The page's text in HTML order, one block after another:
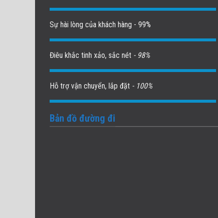
Sự hài lòng của khách hàng - 99%
Điêu khắc tinh xảo, sắc nét - 98%
Hỗ trợ vận chuyển, lắp đặt - 100%
Bản đồ đường đi